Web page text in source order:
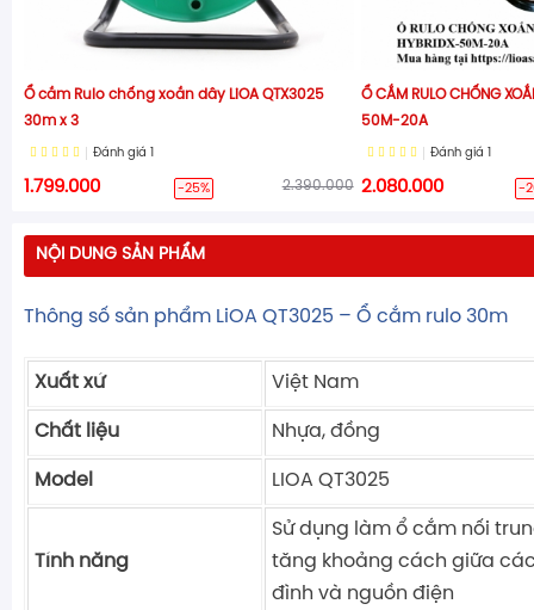
Ổ cắm Rulo chống xoắn dây LiOA QTX3025
30m x 3
Đánh giá
1.799.000 -25% 2.390.000
Ổ CẮM RULO CHỐNG
50M-20A
Đánh giá
2.080.000 -
NỘI DUNG SẢN PHẨM
Thông số sản phẩm LiOA QT3025 – Ổ cắm rulo 30m
Xuất xứ Việt Nam
Chất liệu Nhựa, đồng
Model LIOA QT3025
Tính năng
Sử dụng làm ổ cắm nối
tăng khoảng cách giữa
đình và nguồn điện